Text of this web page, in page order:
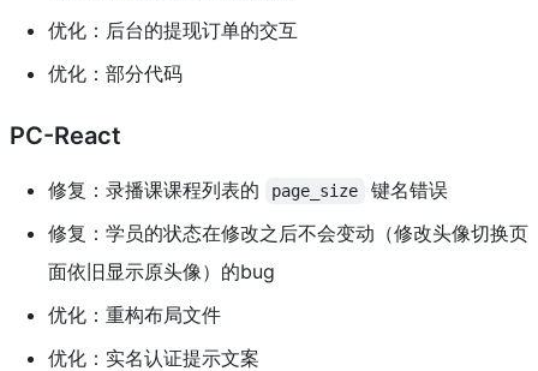
优化：后台的提现订单的交互
优化：部分代码
PC-React
修复：录播课课程列表的 page_size
键名错误
修复：学员的状态在修改之后不会变动（修改头像切换页
面依旧显示原头像）的bug
优化：重构布局文件
优化：实名认证提示文案